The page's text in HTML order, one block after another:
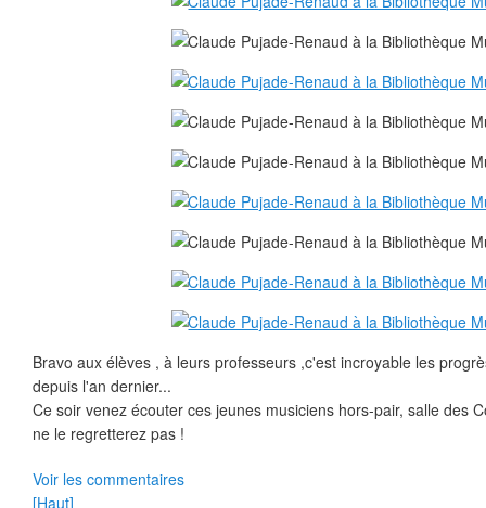
Bravo aux élèves , à leurs professeurs ,c'est incroyable les
depuis l'an dernier...
Ce soir venez écouter ces jeunes musiciens hors-pair, salle des
ne le regretterez pas !
Voir les commentaires
[Haut]